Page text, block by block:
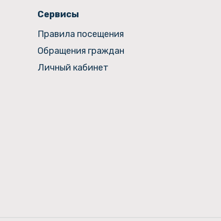
Сервисы
Правила посещения
Обращения граждан
Личный кабинет